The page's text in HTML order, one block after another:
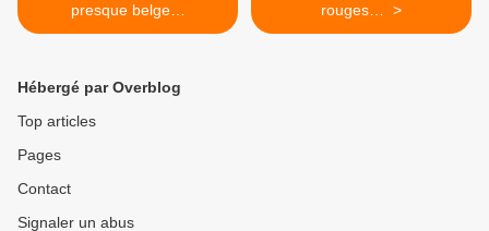
presque belge…
rouges… >
Hébergé par Overblog
Top articles
Pages
Contact
Signaler un abus